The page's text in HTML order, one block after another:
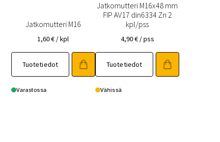
Jatkomutteri M16
1,60€ / kpl
Tuotetiedot
Varastossa
Jatkomutteri M16x48 mm
FIP AV17 din6334 Zn 2
kpl/pss
4,90€ / pss
Tuotetiedot
Vähissä